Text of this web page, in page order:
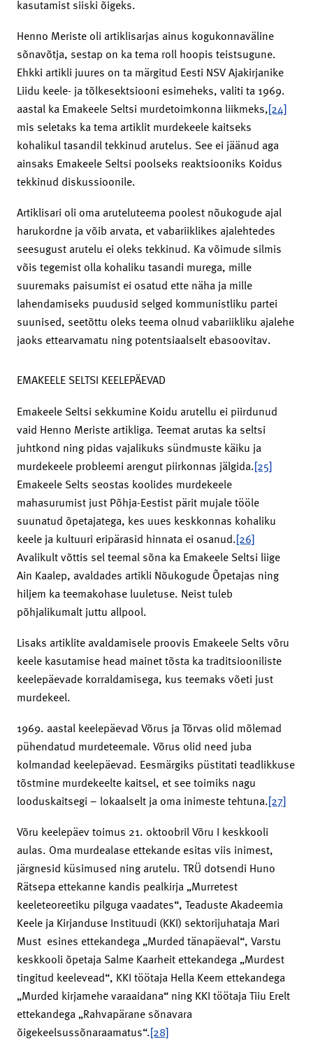
kasutamist siiski õigeks.
Henno Meriste oli artiklisarjas ainus kogukonnaväline
sõnavõtja, sestap on ka tema roll hoopis teistsugune.
Ehkki artikli juures on ta märgitud Eesti NSV Ajakirjanike
Liidu keele- ja tõlkesektsiooni esimeheks, valiti ta 1969.
aastal ka Emakeele Seltsi murdetoimkonna liikmeks,[24]
mis seletaks ka tema artiklit murdekeele kaitseks
kohalikul tasandil tekkinud arutelus. See ei jäänud aga
ainsaks Emakeele Seltsi poolseks reaktsiooniks Koidus
tekkinud diskussioonile.
Artiklisari oli oma aruteluteema poolest nõukogude ajal
harukordne ja võib arvata, et vaba­riiklikes ajalehtedes
seesugust arutelu ei oleks tekkinud. Ka võimude silmis
võis tegemist olla kohaliku tasandi murega, mille
suuremaks paisumist ei osatud ette näha ja mille
lahendamiseks puudusid selged kommunistliku partei
suunised, seetõttu oleks teema olnud vabariikliku ajalehe
jaoks ettearvamatu ning potentsiaalselt ebasoovitav.
EMAKEELE SELTSI KEELEPÄEVAD
Emakeele Seltsi sekkumine Koidu arutellu ei piirdunud
vaid Henno Meriste artikliga. Teemat arutas ka seltsi
juhtkond ning pidas vajalikuks sündmuste käiku ja
murdekeele probleemi arengut piirkonnas jälgida.[25]
Emakeele Selts seostas koolides murdekeele
mahasurumist just Põhja-Eestist pärit mujale tööle
suunatud õpetajatega, kes uues keskkonnas kohaliku
keele ja kultuuri eripärasid hinnata ei osanud.[26]
Avalikult võttis sel teemal sõna ka Emakeele Seltsi liige
Ain Kaalep, avaldades artikli Nõukogude Õpetajas ning
hiljem ka teemakohase luuletuse. Neist tuleb
põhjalikumalt juttu allpool.
Lisaks artiklite avaldamisele proovis Emakeele Selts võru
keele kasutamise head mainet tõsta ka traditsiooniliste
keelepäevade korraldamisega, kus teemaks võeti just
murdekeel.
1969. aastal keelepäevad Võrus ja Tõrvas olid mõlemad
pühendatud murdeteemale. Võrus olid need juba
kolmandad keelepäevad. Eesmärgiks püstitati teadlikkuse
tõstmine murdekeelte kaitsel, et see toimiks nagu
looduskaitsegi – lokaalselt ja oma inimeste tehtuna.[27]
Võru keelepäev toimus 21. oktoobril Võru I keskkooli
aulas. Oma murdealase ettekande esitas viis inimest,
järgnesid küsimused ning arutelu. TRÜ dotsendi Huno
Rätsepa ettekanne kandis pealkirja „Murretest
keeleteoreetiku pilguga vaadates“, Teaduste Akadeemia
Keele ja Kirjanduse Instituudi (KKI) sektorijuhataja Mari
Must esines ettekandega „Murded tänapäeval“, Varstu
keskkooli õpetaja Salme Kaarheit ettekandega „Murdest
tingitud keelevead“, KKI töötaja Hella Keem ettekandega
„Murded kirjamehe varaaidana“ ning KKI töötaja Tiiu Erelt
ettekandega „Rahvapärane sõnavara
õigekeelsussõnaraamatus“.[28]